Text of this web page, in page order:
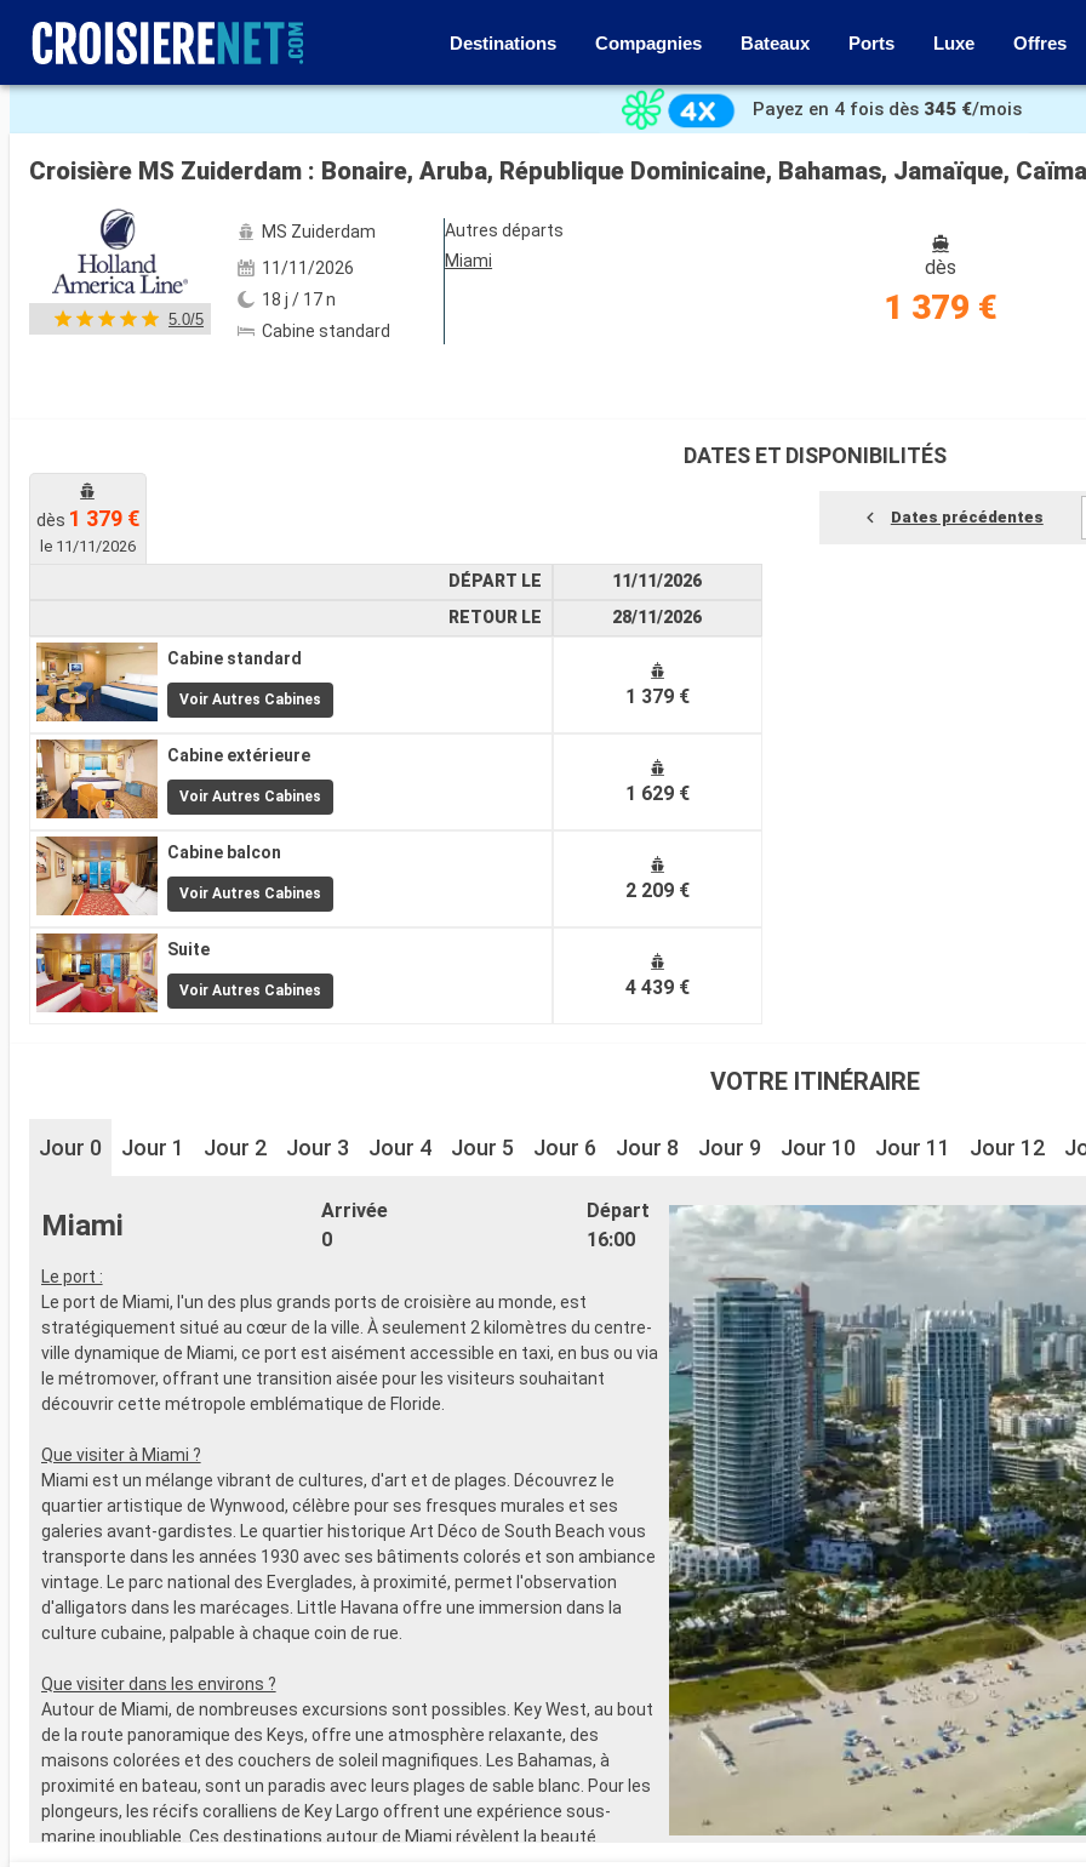
Destinations Compagnies Bateaux Ports Luxe Offres
Voir les 32 autres photos
Payez en 4 fois dès 345 €/mois
5.0/5
MS Zuiderdam
11/11/2026
18 j / 17 n
Cabine standard
Autres départs
Miami
dès
1 379 €
DATES ET DISPONIBILITÉS
dès 1 379 €
le 11/11/2026
Dates précédentes
DÉPART LE
RETOUR LE
Cabine standard
Voir Autres Cabines
Cabine extérieure
Voir Autres Cabines
Cabine balcon
Voir Autres Cabines
Suite
Voir Autres Cabines
11/11/2026
28/11/2026
1 379 €
1 629 €
2 209 €
4 439 €
VOTRE ITINÉRAIRE
Jour 0 Jour 1 Jour 2 Jour 3 Jour 4 Jour 5 Jour 6 Jour 8 Jour 9 Jour 10 Jour 11 Jour 12
Miami
Arrivée
0
Départ
16:00
Le port :
Le port de Miami, l'un des plus grands ports de croisière au monde, est
stratégiquement situé au cœur de la ville. À seulement 2 kilomètres du centre-
ville dynamique de Miami, ce port est aisément accessible en taxi, en bus ou via
le métromover, offrant une transition aisée pour les visiteurs souhaitant
découvrir cette métropole emblématique de Floride.
Que visiter à Miami ?
Miami est un mélange vibrant de cultures, d'art et de plages. Découvrez le
quartier artistique de Wynwood, célèbre pour ses fresques murales et ses
galeries avant-gardistes. Le quartier historique Art Déco de South Beach vous
transporte dans les années 1930 avec ses bâtiments colorés et son ambiance
vintage. Le parc national des Everglades, à proximité, permet l'observation
d'alligators dans les marécages. Little Havana offre une immersion dans la
culture cubaine, palpable à chaque coin de rue.
Que visiter dans les environs ?
Autour de Miami, de nombreuses excursions sont possibles. Key West, au bout
de la route panoramique des Keys, offre une atmosphère relaxante, des
maisons colorées et des couchers de soleil magnifiques. Les Bahamas, à
proximité en bateau, sont un paradis avec leurs plages de sable blanc. Pour les
plongeurs, les récifs coralliens de Key Largo offrent une expérience sous-
marine inoubliable. Ces destinations autour de Miami révèlent la beauté